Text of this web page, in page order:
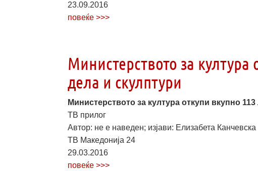
23.09.2016
повеќе >>>
Министерството за
дела и скулптури
Министерството за култура откупи вкупно
ТВ прилог
Автор: не е наведен; изјави: Елизабета
ТВ Македонија 24
29.03.2016
повеќе >>>